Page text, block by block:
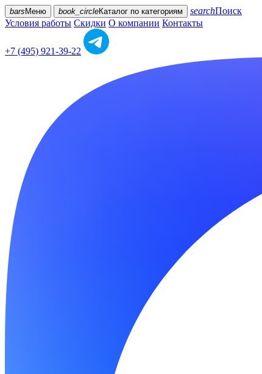
bars Меню book_circleКаталог по категориям searchПоиск
Условия работы Скидки О компании Контакты
+7 (495) 921-39-22